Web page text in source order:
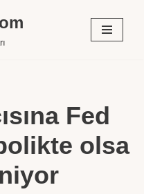
Fed
olsa